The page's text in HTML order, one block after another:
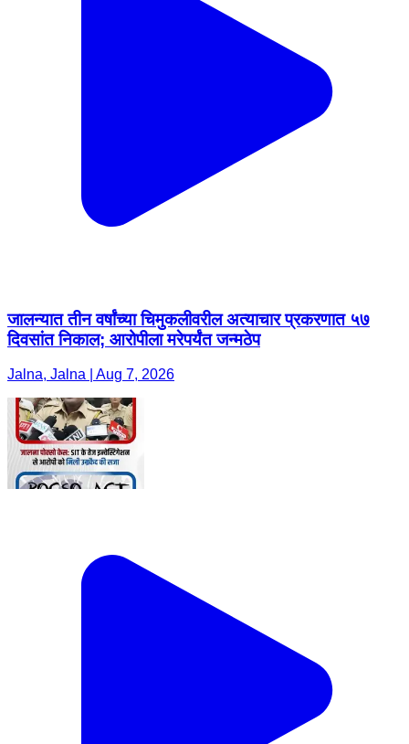
जालन्यात तीन वर्षांच्या चिमुकलीवरील अत्याचार प्रकरणात ५७
दिवसांत निकाल; आरोपीला मरेपर्यंत जन्मठेप
Jalna, Jalna | Aug 7, 2026